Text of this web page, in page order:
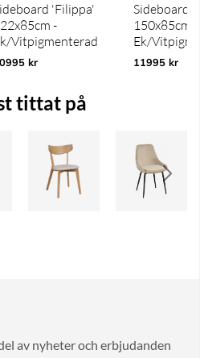
'Filippa'
-
Vitpigmenterad
kr
Sideboard
150x85cm -
Ek/
11995 kr
tittat på
av nyheter och erbjudanden